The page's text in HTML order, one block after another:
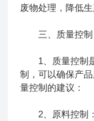
废物处理，降低
三、质量控制
1、质量控制是
制，可以确保产
量控制的建议：
2、原料控制：